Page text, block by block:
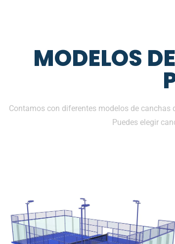
MODELOS
Contamos con diferentes modelos de canchas
Puedes elegir